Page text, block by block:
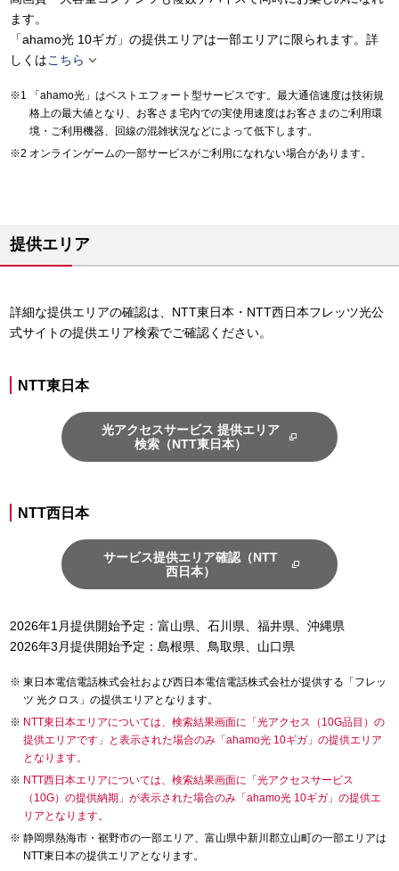
ます。
「ahamo光 10ギガ」の提供エリアは一部エリアに限られます。詳
しくはこちら 
「ahamo光」はベストエフォート型サービスです。最大通信速度は技術規
格上の最大値となり、お客さま宅内での実使用速度はお客さまのご利用環
境・ご利用機器、回線の混雑状況などによって低下します。
オンラインゲームの一部サービスがご利用になれない場合があります。
提供エリア
詳細な提供エリアの確認は、NTT東日本・NTT西日本フレッツ光公
式サイトの提供エリア検索でご確認ください。
NTT東日本
光アクセスサービス 提供エリア
検索（NTT東日本）
NTT西日本
サービス提供エリア確認（NTT
西日本）
2026年1月提供開始予定：富山県、石川県、福井県、沖縄県
2026年3月提供開始予定：島根県、鳥取県、山口県
東日本電信電話株式会社および西日本電信電話株式会社が提供する「フレッ
ツ 光クロス」の提供エリアとなります。
NTT東日本エリアについては、検索結果画面に「光アクセス（10G品目）の
提供エリアです」と表示された場合のみ「ahamo光 10ギガ」の提供エリア
となります。
NTT西日本エリアについては、検索結果画面に「光アクセスサービス
（10G）の提供納期」が表示された場合のみ「ahamo光 10ギガ」の提供エ
リアとなります。
静岡県熱海市・裾野市の一部エリア、富山県中新川郡立山町の一部エリアは
NTT東日本の提供エリアとなります。